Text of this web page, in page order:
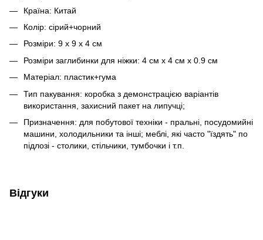
Країна: Китай
Колір: сірий+чорний
Розміри: 9 х 9 х 4 см
Розміри заглибинки для ніжки: 4 см х 4 см х 0.9 см
Матеріал: пластик+гума
Тип пакування: коробка з демонстрацією варіантів
використання, захисний пакет на липучці;
Призначення: для побутової техніки - пральні, посудомийні
машини, холодильники та інші; меблі, які часто "їздять" по
підлозі - столики, стільчики, тумбочки і т.п.
Відгуки